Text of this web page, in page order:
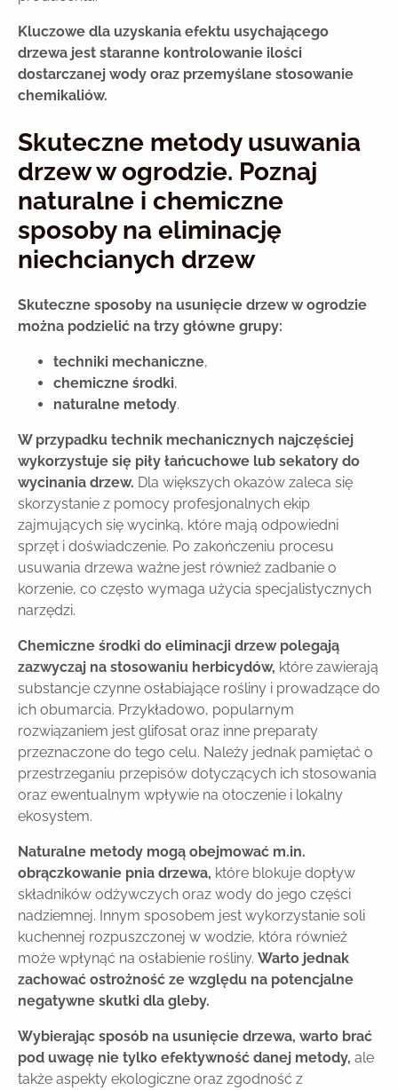
Kluczowe dla uzyskania efektu usychającego
drzewa jest staranne kontrolowanie ilości
dostarczanej wody oraz przemyślane stosowanie
chemikaliów.
Skuteczne metody usuwania
drzew w ogrodzie. Poznaj
naturalne i chemiczne
sposoby na eliminację
niechcianych drzew
Skuteczne sposoby na usunięcie drzew w ogrodzie
można podzielić na trzy główne grupy:
techniki mechaniczne,
chemiczne środki,
naturalne metody.
W przypadku technik mechanicznych najczęściej
wykorzystuje się piły łańcuchowe lub sekatory do
wycinania drzew. Dla większych okazów zaleca się
skorzystanie z pomocy profesjonalnych ekip
zajmujących się wycinką, które mają odpowiedni
sprzęt i doświadczenie. Po zakończeniu procesu
usuwania drzewa ważne jest również zadbanie o
korzenie, co często wymaga użycia specjalistycznych
narzędzi.
Chemiczne środki do eliminacji drzew polegają
zazwyczaj na stosowaniu herbicydów, które zawierają
substancje czynne osłabiające rośliny i prowadzące do
ich obumarcia. Przykładowo, popularnym
rozwiązaniem jest glifosat oraz inne preparaty
przeznaczone do tego celu. Należy jednak pamiętać o
przestrzeganiu przepisów dotyczących ich stosowania
oraz ewentualnym wpływie na otoczenie i lokalny
ekosystem.
Naturalne metody mogą obejmować m.in.
obrączkowanie pnia drzewa, które blokuje dopływ
składników odżywczych oraz wody do jego części
nadziemnej. Innym sposobem jest wykorzystanie soli
kuchennej rozpuszczonej w wodzie, która również
może wpłynąć na osłabienie rośliny. Warto jednak
zachować ostrożność ze względu na potencjalne
negatywne skutki dla gleby.
Wybierając sposób na usunięcie drzewa, warto brać
pod uwagę nie tylko efektywność danej metody, ale
także aspekty ekologiczne oraz zgodność z